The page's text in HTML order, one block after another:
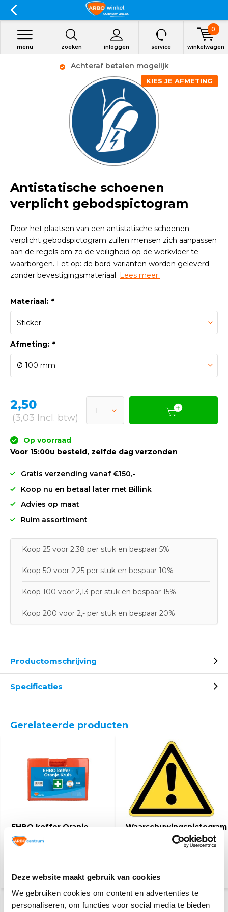
Deze website maakt gebruik van cookies
We gebruiken cookies om content en advertenties te
personaliseren, om functies voor social media te bieden
zoeken inloggen
menu service winkelwagen
0
Achteraf betalen mogelijk
KIES JE AFMETING
Antistatische schoenen
verplicht gebodspictogram
Door het plaatsen van een antistatische schoenen
verplicht gebodspictogram zullen mensen zich aanpassen
aan de regels om zo de veiligheid op de werkvloer te
waarborgen. Let op: de bord-varianten worden geleverd
zonder bevestigingsmateriaal. Lees meer.
Materiaal: *
Afmeting: *
2,50
(3,03 Incl. btw)
Op voorraad
Voor 15:00u besteld, zelfde dag verzonden
Gratis verzending vanaf €150,-
Koop nu en betaal later met Billink
Advies op maat
Ruim assortiment
Koop 25 voor 2,38 per stuk en bespaar 5%
Koop 50 voor 2,25 per stuk en bespaar 10%
Koop 100 voor 2,13 per stuk en bespaar 15%
Koop 200 voor 2,- per stuk en bespaar 20%
Productomschrijving
Specificaties
Gerelateerde producten
EHBO koffer Oranje
Kruis
(51,18 Incl. btw)
Waarschuwingspictogram
(3,03 Incl. btw)